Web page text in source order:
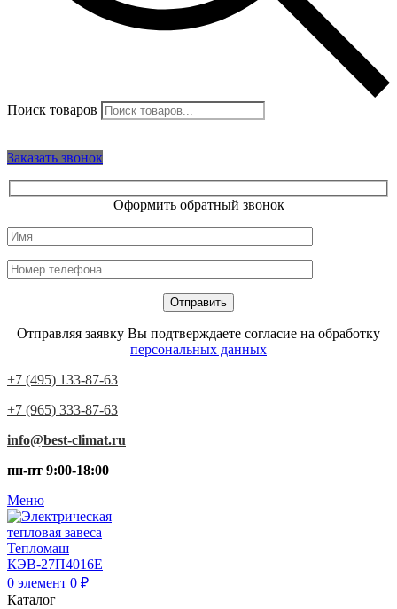
Поиск товаров
Заказать звонок
Оформить обратный звонок
Отправляя заявку Вы подтверждаете согласие на обработку
персональных данных
+7 (495) 133-87-63
+7 (965) 333-87-63
info@best-climat.ru
пн-пт 9:00-18:00
Меню
0 элемент 0 ₽
Каталог